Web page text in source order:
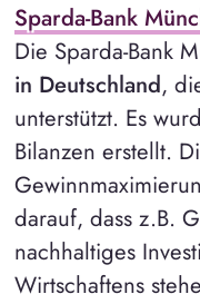
Sparda-Bank
Die Sparda-Bank
in Deutschland,
unterstützt. Es
Bilanzen erstellt.
darauf, dass z.B.
nachhaltiges
Wirtschaftens